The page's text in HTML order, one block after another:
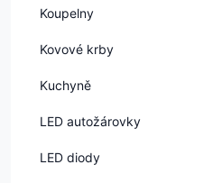
Koupelny
Kovové krby
Kuchyně
LED autožárovky
LED diody